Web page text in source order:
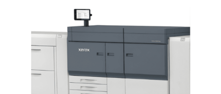
Contact
Newsletter
Plan du site